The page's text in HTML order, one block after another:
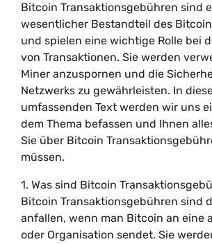
Bitcoin Transaktionsgebühren sind
wesentlicher Bestandteil des
und spielen eine wichtige Rolle bei
von Transaktionen. Sie werden
Miner anzuspornen und die
Netzwerks zu gewährleisten. In
umfassenden Text werden wir uns
dem Thema befassen und Ihnen
Sie über Bitcoin
müssen.
1. Was sind Bitcoin
Bitcoin Transaktionsgebühren sind
anfallen, wenn man Bitcoin an eine
oder Organisation sendet. Sie